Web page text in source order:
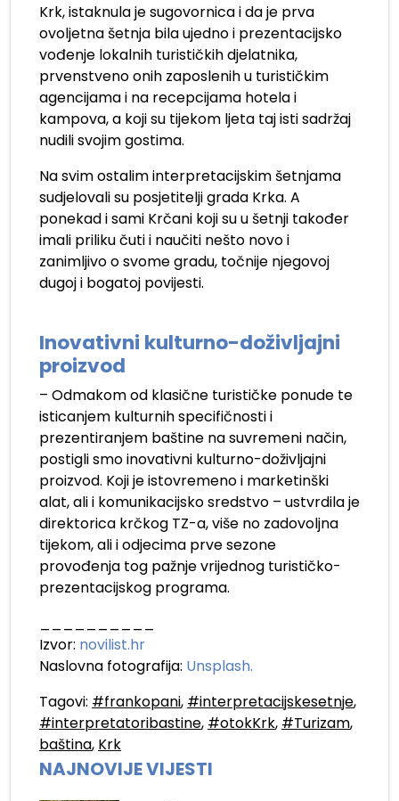
Krk, istaknula je sugovornica i da je prva
ovoljetna šetnja bila ujedno i prezentacijsko
vođenje lokalnih turističkih djelatnika,
prvenstveno onih zaposlenih u turističkim
agencijama i na recepcijama hotela i
kampova, a koji su tijekom ljeta taj isti sadržaj
nudili svojim gostima.
Na svim ostalim interpretacijskim šetnjama
sudjelovali su posjetitelji grada Krka. A
ponekad i sami Krčani koji su u šetnji također
imali priliku čuti i naučiti nešto novo i
zanimljivo o svome gradu, točnije njegovoj
dugoj i bogatoj povijesti.
Inovativni kulturno-doživljajni
proizvod
– Odmakom od klasične turističke ponude te
isticanjem kulturnih specifičnosti i
prezentiranjem baštine na suvremeni način,
postigli smo inovativni kulturno-doživljajni
proizvod. Koji je istovremeno i marketinški
alat, ali i komunikacijsko sredstvo – ustvrdila je
direktorica krčkog TZ-a, više no zadovoljna
tijekom, ali i odjecima prve sezone
provođenja tog pažnje vrijednog turističko-
prezentacijskog programa.
Izvor: novilist.hr
Naslovna fotografija: Unsplash.
Tagovi: #frankopani, #interpretacijskesetnje,
#interpretatoribastine, #otokKrk, #Turizam,
baština, Krk
NAJNOVIJE VIJESTI